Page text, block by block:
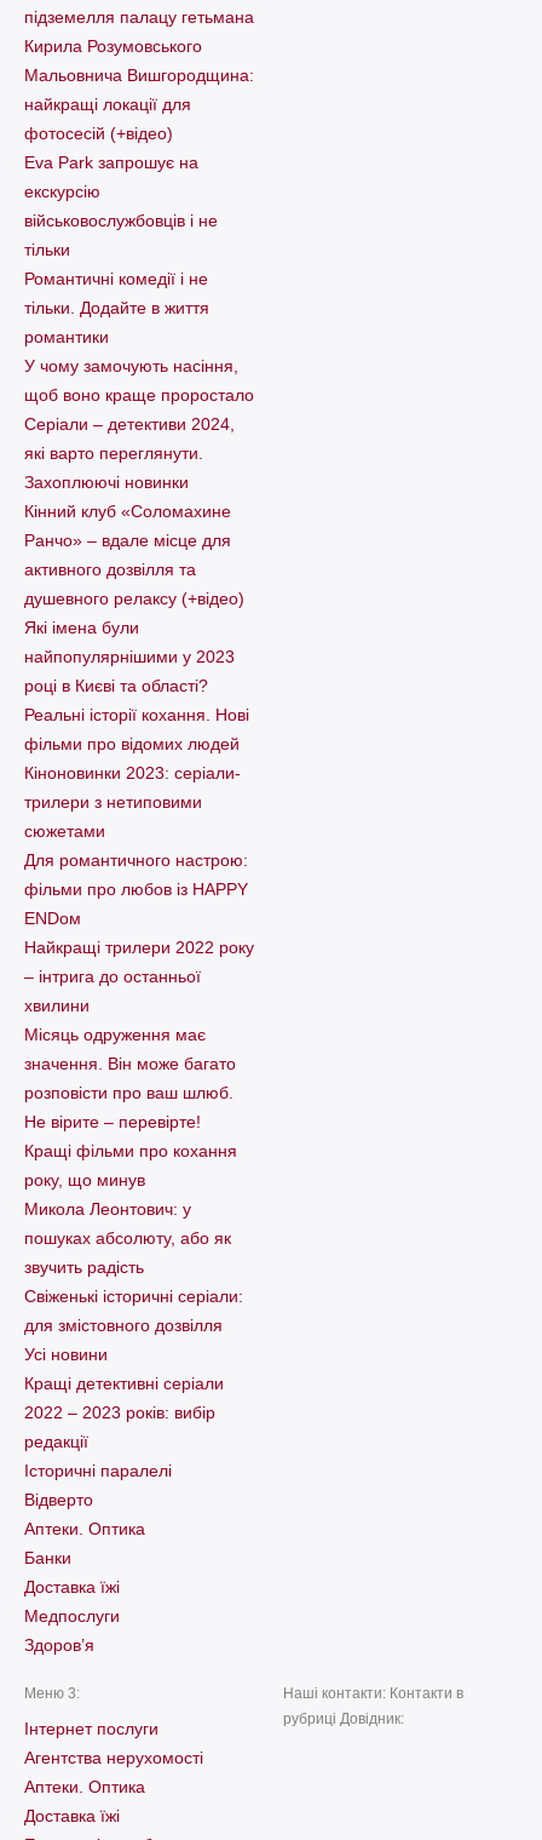
підземелля палацу гетьмана
Кирила Розумовського
Мальовнича Вишгородщина:
найкращі локації для
фотосесій (+відео)
Eva Park запрошує на
екскурсію
військовослужбовців і не
тільки
Романтичні комедії і не
тільки. Додайте в життя
романтики
У чому замочують насіння,
щоб воно краще проростало
Серіали – детективи 2024,
які варто пеpеглянути.
Захоплюючі новинки
Кінний клуб «Соломахине
Ранчо» – вдале місце для
активного дозвілля та
душевного релаксу (+відео)
Які імена були
найпопулярнішими у 2023
році в Києві та області?
Реальні історії кохання. Нові
фільми про відомих людей
Кіноновинки 2023: серіали-
трилери з нетиповими
сюжетами
Для романтичного настрою:
фільми про любов із HAPPY
ENDом
Найкращі трилери 2022 року
– інтрига до останньої
хвилини
Місяць одруження має
значення. Він може багато
розповісти про ваш шлюб.
Не вірите – перевірте!
Кращі фільми про кохання
року, що минув
Микола Леонтович: у
пошуках абсолюту, або як
звучить радість
Свіженькі історичні серіали:
для змістовного дозвілля
Усі новини
Кращі детективні серіали
2022 – 2023 років: вибір
редакції
Історичні паралелі
Відверто
Аптеки. Оптика
Банки
Доставка їжі
Медпослуги
Здоров’я
Меню 3:
Інтернет послуги
Агентства нерухомості
Аптеки. Оптика
Доставка їжі
Наші контакти: Контакти в
рубриці Довідник: